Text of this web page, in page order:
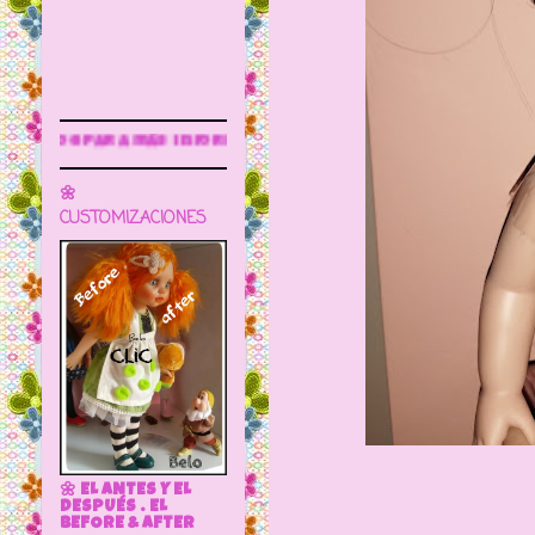
🌼
CUSTOMIZACIONES
🌼 EL ANTES Y EL
DESPUÉS . EL
BEFORE & AFTER